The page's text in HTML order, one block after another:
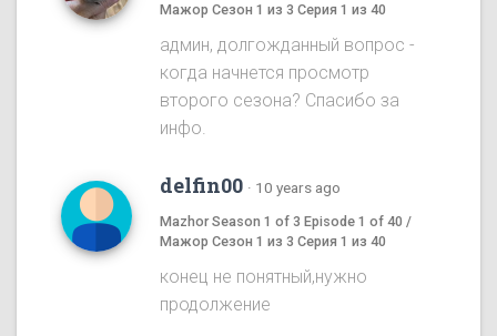
Мажор Сезон 1 из 3 Серия 1 из 40
админ, долгожданный вопрос -
когда начнется просмотр
второго сезона? Спасибо за
инфо.
delfin00 · 10 years ago
Mazhor Season 1 of 3 Episode 1 of 40 /
Мажор Сезон 1 из 3 Серия 1 из 40
конец не понятный,нужно
продолжение